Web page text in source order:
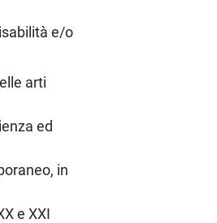
e/o
arti
ed
in
e XXI